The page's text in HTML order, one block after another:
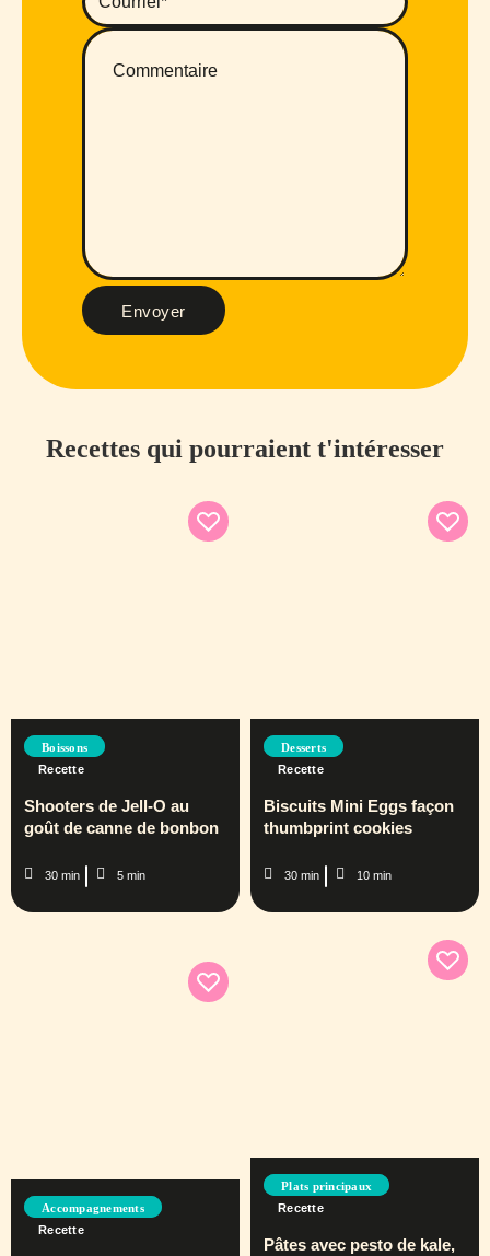
Envoyer
Recettes qui pourraient t'intéresser
Boissons
Recette
Shooters de Jell-O au
goût de canne de bonbon
30 min 5 min
Desserts
Recette
Biscuits Mini Eggs façon
thumbprint cookies
30 min 10 min
Accompagnements
Recette
Plats principaux
Recette
Pâtes avec pesto de kale,